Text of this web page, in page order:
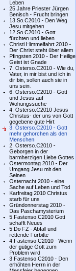
Leben
25 Jahre Priester Jürgen
Benisch - Frucht bringen
13.So.C2010 - Den Weg
Jesu mitgehen
12.So.C2010 - Gott
fürchten und lieben
Christi Himmelfahrt 2010 -
Der Christ steht über allem
Pfingsten 2010 - Der Heilige
Geist ist Gnade
7. Osterso.C2010 - Wie du,
Vater, in mir bist und ich in
dir bin, sollen auch sie in
uns sein.
6. Osterso.C2010 - Gott
und Jesus auf
Wohungssuche
4. Osterso.C2010 Jesus
Christus- der uns von Gott
gegebene gute Hirt
3. Osterso.C2010 - Gott
mehr gehorchen als den
Menschen
2. Osterso.C2010 -
Geborgen in der
barmherzigen Liebe Gottes
Ostermontag 2010 - Der
Umgang Jesu mit den
Seinen
Osternacht 2010 - eine
Sache auf Leben und Tod
Karfreitag 2010 Christus
starb für uns
Gründonnerstag 2010 -
Das Paschamysterium
5.Fastenso.C2010 Gott
schafft Neues
5.Do FZ - Abfall und
rettende Fürbitte
4.Fastenso.C2010 - Wenn
der gütige Gott zum
Problem wird
3.Fastenso.C2010 - Den
erhöhten Herrn in der